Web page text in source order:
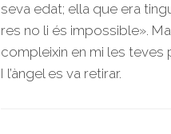
seva edat; ella que era
res no li és impossible».
compleixin en mi les teves
I l’àngel es va retirar.